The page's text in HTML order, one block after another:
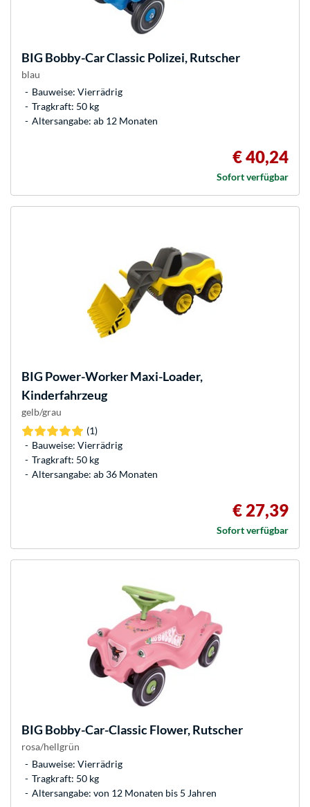
BIG Bobby-Car Classic Polizei, Rutscher
blau
Bauweise: Vierrädrig
Tragkraft: 50 kg
Altersangabe: ab 12 Monaten
€ 40,24
Sofort verfügbar
BIG Power-Worker Maxi-Loader,
Kinderfahrzeug
gelb/grau
(1)
Bauweise: Vierrädrig
Tragkraft: 50 kg
Altersangabe: ab 36 Monaten
€ 27,39
Sofort verfügbar
BIG Bobby-Car-Classic Flower, Rutscher
rosa/hellgrün
Bauweise: Vierrädrig
Tragkraft: 50 kg
Altersangabe: von 12 Monaten bis 5 Jahren